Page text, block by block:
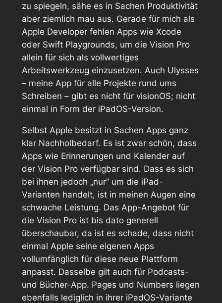
zu spiegeln, sähe es in Sachen Produktivität
aber ziemlich mau aus. Gerade für mich als
Apple Developer fehlen Apps wie Xcode
oder Swift Playgrounds, um die Vision Pro
allein für sich als vollwertiges
Arbeitswerkzeug einzusetzen. Auch Ulysses
– meine App für alle Projekte rund ums
Schreiben – gibt es nicht für visionOS; nicht
einmal in Form der iPadOS-Version.
Selbst Apple besitzt in Sachen Apps ganz
klar Nachholbedarf. Es ist zwar schön, dass
Apps wie Erinnerungen und Kalender auf
der Vision Pro verfügbar sind. Dass es sich
bei ihnen jedoch „nur“ um die iPad-
Varianten handelt, ist in meinen Augen eine
schwache Leistung. Das App-Angebot für
die Vision Pro ist bis dato generell
überschaubar, da ist es schade, dass nicht
einmal Apple seine eigenen Apps
vollumfänglich für diese neue Plattform
anpasst. Dasselbe gilt auch für Podcasts-
und Bücher-App. Pages und Numbers liegen
ebenfalls lediglich in ihrer iPadOS-Variante